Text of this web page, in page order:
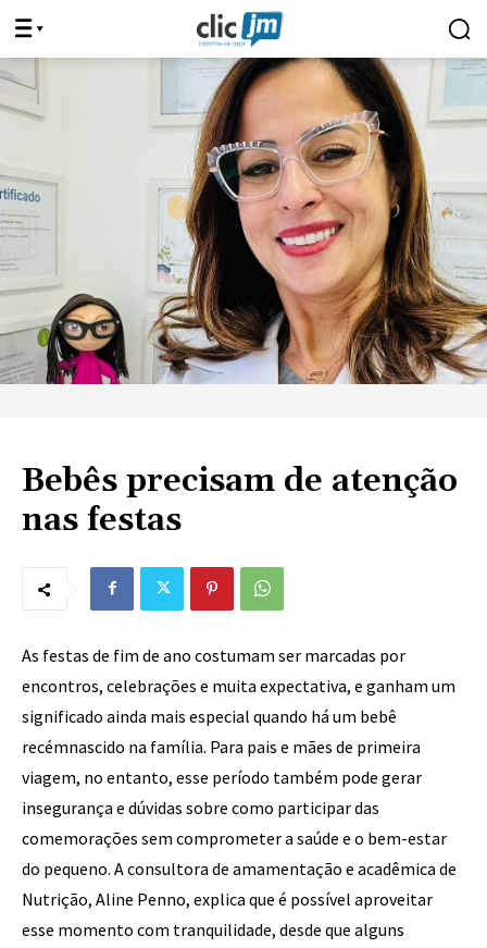
Bebês precisam de atenção
nas festas
As festas de fim de ano costumam ser marcadas por
encontros, celebrações e muita expectativa, e ganham um
significado ainda mais especial quando há um bebê
recémnascido na família. Para pais e mães de primeira
viagem, no entanto, esse período também pode gerar
insegurança e dúvidas sobre como participar das
comemorações sem comprometer a saúde e o bem-estar
do pequeno. A consultora de amamentação e acadêmica de
Nutrição, Aline Penno, explica que é possível aproveitar
esse momento com tranquilidade, desde que alguns